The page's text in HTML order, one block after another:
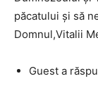
păcatului şi să
Domnul,Vitalii
Guest a